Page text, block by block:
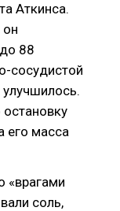
Аткинса.
он
88
сосудистой
его масса
«врагами
соль,